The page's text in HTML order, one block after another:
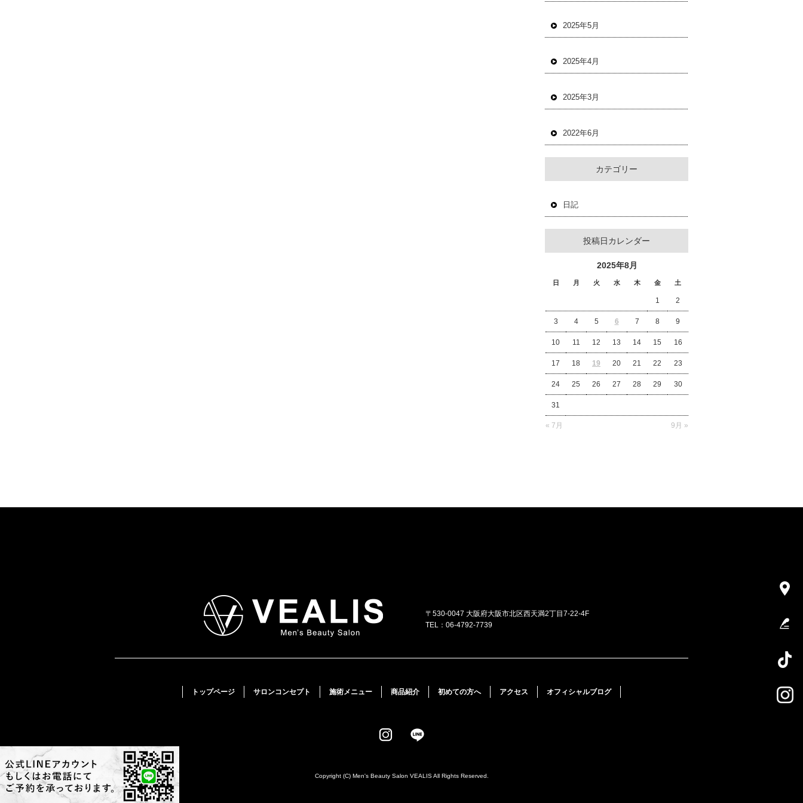
2025年5月
2025年4月
2025年3月
2022年6月
カテゴリー
日記
投稿日カレンダー
2025年8月
日 月 火 水 木 金 土
« 7月 9月 »
1 2
3 4 5 6 7 8 9
10 11 12 13 14 15 16
17 18 19 20 21 22 23
24 25 26 27 28 29 30
31
トップページ サロンコンセプト 施術メニュー 商品紹介 初めての方へ アクセス オフィシャルブログ
〒530-0047 大阪府大阪市北区西天満2丁目7-22-4F
TEL：06-4792-7739
Copyright (C) Men's Beauty Salon VEALIS All Rights Reserved.